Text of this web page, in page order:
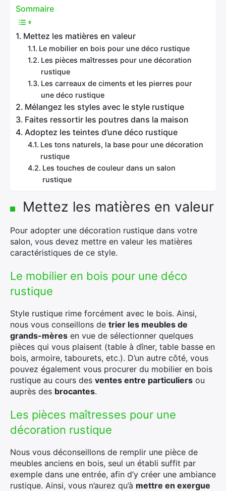
Sommaire
Mettez les matières en valeur
Le mobilier en bois pour une déco rustique
Les pièces maîtresses pour une décoration
rustique
Les carreaux de ciments et les pierres pour
une déco rustique
Mélangez les styles avec le style rustique
Faites ressortir les poutres dans la maison
Adoptez les teintes d’une déco rustique
Les tons naturels, la base pour une décoration
rustique
Les touches de couleur dans un salon
rustique
Mettez les matières en valeur
Pour adopter une décoration rustique dans votre
salon, vous devez mettre en valeur les matières
caractéristiques de ce style.
Le mobilier en bois pour une déco
rustique
Style rustique rime forcément avec le bois. Ainsi,
nous vous conseillons de trier les meubles de
grands-mères en vue de sélectionner quelques
pièces qui vous plaisent (table à dîner, table basse en
bois, armoire, tabourets, etc.). D’un autre côté, vous
pouvez également vous procurer du mobilier en bois
rustique au cours des ventes entre particuliers ou
auprès des brocantes.
Les pièces maîtresses pour une
décoration rustique
Nous vous déconseillons de remplir une pièce de
meubles anciens en bois, seul un établi suffit par
exemple dans une entrée, afin d’y créer une ambiance
rustique. Ainsi, vous n’aurez qu’à mettre en exergue